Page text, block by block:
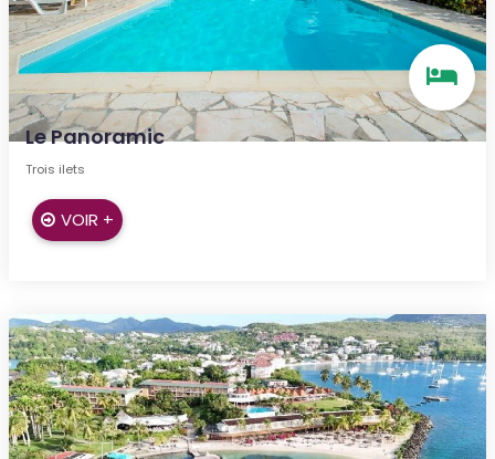
Le Panoramic
Trois ilets
VOIR +